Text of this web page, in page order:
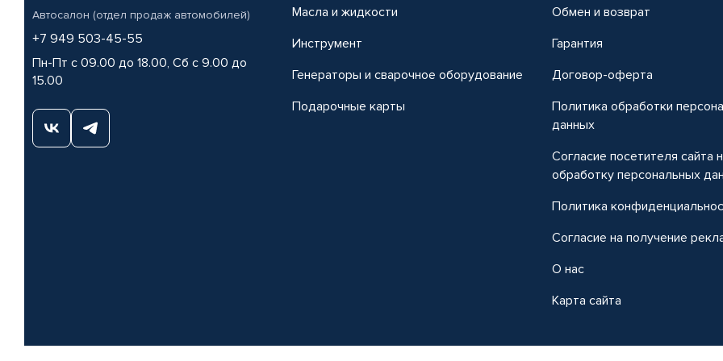
Автосалон (отдел продаж автомобилей)
+7 949 503-45-55
Пн-Пт с 09.00 до 18.00, Сб с 9.00 до
15.00
Масла и жидкости
Инструмент
Генераторы и сварочное оборудование
Подарочные карты
Обмен и возврат
Гарантия
Договор-оферта
Политика обработки
данных
Согласие посетителя сайта
обработку персональных
Политика
Согласие на получение
О нас
Карта сайта